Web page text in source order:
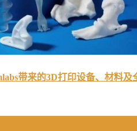
带来的3D打印设备、材料及